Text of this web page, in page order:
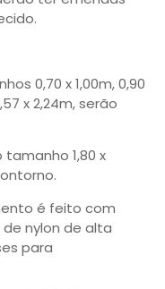
0,70 x 1,00m, 0,90
x 2,24m, serão
1,80 x
é feito com
nylon de alta
para